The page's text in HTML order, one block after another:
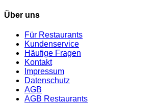
Über uns
Für Restaurants
Kundenservice
Häufige Fragen
Kontakt
Impressum
Datenschutz
AGB
AGB Restaurants